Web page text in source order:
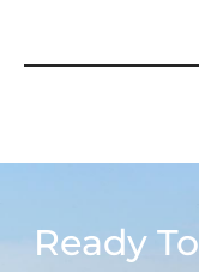
Ready To